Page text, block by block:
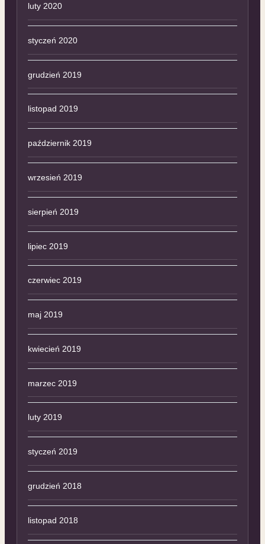
luty 2020
styczeń 2020
grudzień 2019
listopad 2019
październik 2019
wrzesień 2019
sierpień 2019
lipiec 2019
czerwiec 2019
maj 2019
kwiecień 2019
marzec 2019
luty 2019
styczeń 2019
grudzień 2018
listopad 2018